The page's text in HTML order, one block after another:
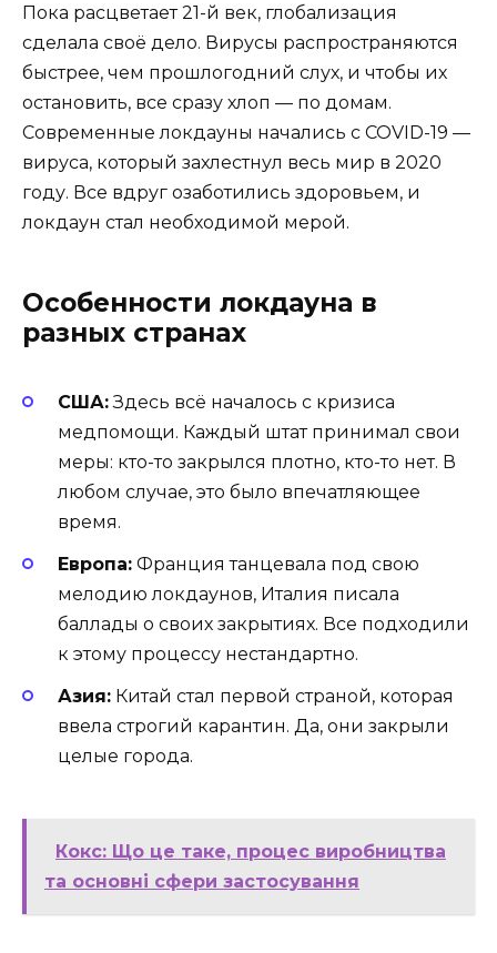
Пока расцветает 21-й век, глобализация
сделала своё дело. Вирусы распространяются
быстрее, чем прошлогодний слух, и чтобы их
остановить, все сразу хлоп — по домам.
Современные локдауны начались с COVID-19 —
вируса, который захлестнул весь мир в 2020
году. Все вдруг озаботились здоровьем, и
локдаун стал необходимой мерой.
Особенности локдауна в
разных странах
США:Здесь всё началось с кризиса
медпомощи. Каждый штат принимал свои
меры: кто-то закрылся плотно, кто-то нет. В
любом случае, это было впечатляющее
время.
Европа: Франция танцевала под свою
мелодию локдаунов, Италия писала
баллады о своих закрытиях. Все подходили
к этому процессу нестандартно.
Азия: Китай стал первой страной, которая
ввела строгий карантин. Да, они закрыли
целые города.
Кокс: Що це таке, процес виробництва
та основні сфери застосування